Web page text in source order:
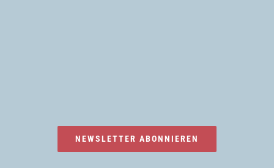
NEWSLETTER ABONNIEREN